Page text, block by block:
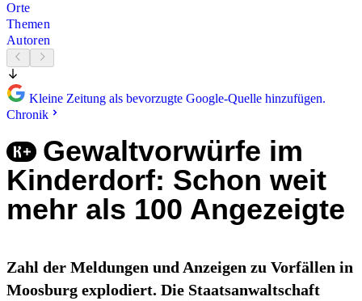
Orte
Themen
Autoren
Kleine Zeitung als bevorzugte Google-Quelle hinzufügen.
Chronik
Gewaltvorwürfe im
Kinderdorf: Schon weit
mehr als 100 Angezeigte
Zahl der Meldungen und Anzeigen zu Vorfällen in
Moosburg explodiert. Die Staatsanwaltschaft